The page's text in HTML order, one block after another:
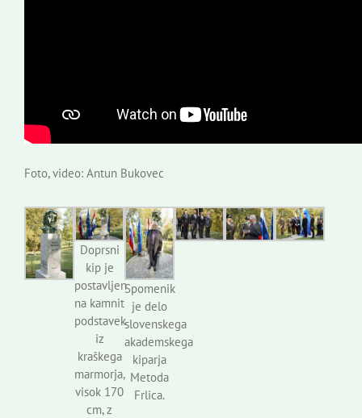
Foto, video: Antun Bukovec
Doprsni
kip je
postavljen
na kamnit
podstavek
iz
kraškega
marmorja,
visok 170
cm, z
Spomenik
je delo
slovenskega
akademskega
kiparja
Metoda
Frlica.